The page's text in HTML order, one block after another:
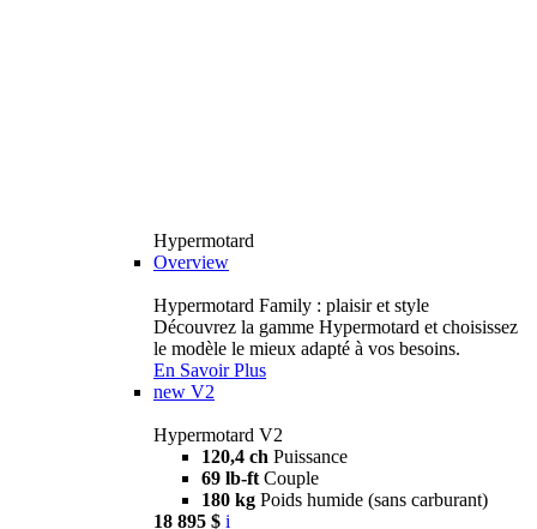
Hypermotard
Overview
Hypermotard Family : plaisir et style
Découvrez la gamme Hypermotard et choisissez
le modèle le mieux adapté à vos besoins.
En Savoir Plus
new V2
Hypermotard V2
120,4 ch Puissance
69 lb-ft Couple
180 kg Poids humide (sans carburant)
18 895 $ i